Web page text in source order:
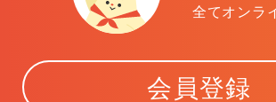
全てオンラ
会員登録